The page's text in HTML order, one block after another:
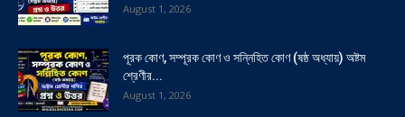
August 1, 2026
পূরক কোণ, সম্পূরক কোণ ও সন্নিহিত কোণ (ষষ্ঠ অধ্যায়) অষ্টম
শ্রেণীর...
August 1, 2026